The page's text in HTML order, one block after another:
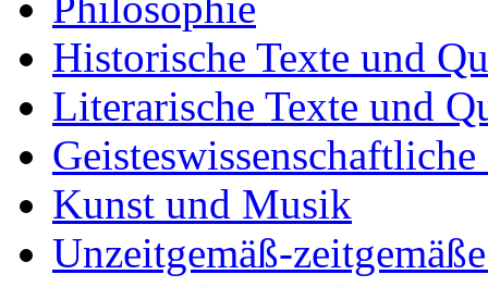
Historische Texte und
Literarische Texte und
Kunst und Musik
Unzeitgemäß-